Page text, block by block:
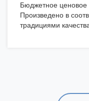
Бюджетное ценовое
Произведено в
традициями